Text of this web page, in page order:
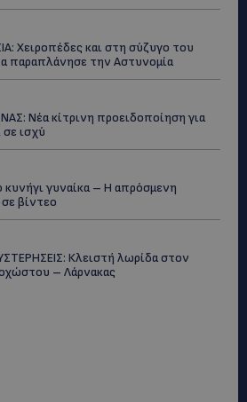
Χειροπέδες και στη σύζυγο του
παραπλάνησε την Αστυνομία
Νέα κίτρινη προειδοποίηση για
ισχύ
κυνήγι γυναίκα – Η απρόσμενη
βίντεο
Κλειστή λωρίδα στον
– Λάρνακας